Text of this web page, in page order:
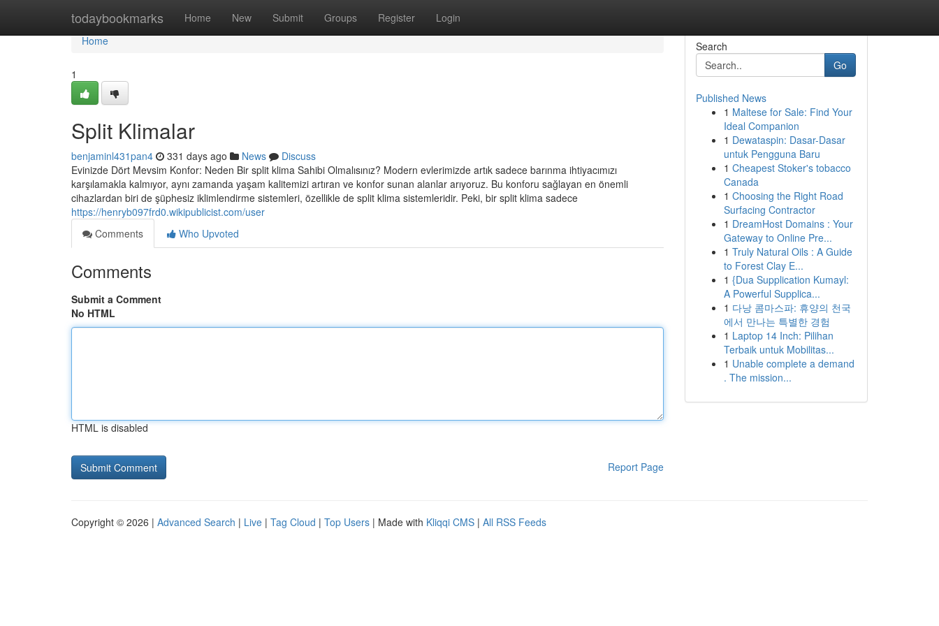
todaybookmarks Home New Submit Groups Register Login
Home
Home
1
Split Klimalar
benjaminl431pan4 331 days ago News
Discuss
Evinizde Dört Mevsim Konfor: Neden Bir split klima Sahibi Olmalısınız? Modern evlerimizde artık sadece barınma ihtiyacımızı
karşılamakla kalmıyor, aynı zamanda yaşam kalitemizi artıran ve konfor sunan alanlar arıyoruz. Bu konforu sağlayan en önemli
cihazlardan biri de şüphesiz iklimlendirme sistemleri, özellikle de split klima sistemleridir. Peki, bir split klima sadece
https://henryb097frd0.wikipublicist.com/user
Comments
Who Upvoted
Comments
Submit a Comment
No HTML
HTML is disabled
Report Page
Search
Go
Published News
1 Maltese for Sale: Find Your
Ideal Companion
1 Dewataspin: Dasar-Dasar
untuk Pengguna Baru
1 Cheapest Stoker's tobacco
Canada
1 Choosing the Right Road
Surfacing Contractor
1 DreamHost Domains : Your
Gateway to Online Pre...
1 Truly Natural Oils : A Guide
to Forest Clay E...
1 {Dua Supplication Kumayl:
A Powerful Supplica...
1 다낭 콤마스파: 휴양의 천국
에서 만나는 특별한 경험
1 Laptop 14 Inch: Pilihan
Terbaik untuk Mobilitas...
1 Unable complete a demand
. The mission...
Copyright © 2026 | Advanced Search | Live | Tag Cloud | Top Users | Made with Kliqqi CMS | All RSS Feeds